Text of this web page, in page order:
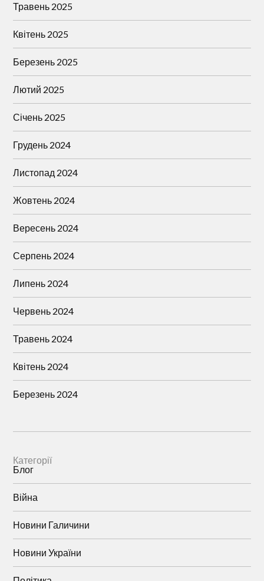
Травень 2025
Квітень 2025
Березень 2025
Лютий 2025
Січень 2025
Грудень 2024
Листопад 2024
Жовтень 2024
Вересень 2024
Серпень 2024
Липень 2024
Червень 2024
Травень 2024
Квітень 2024
Березень 2024
Категорії
Блог
Війна
Новини Галичини
Новини України